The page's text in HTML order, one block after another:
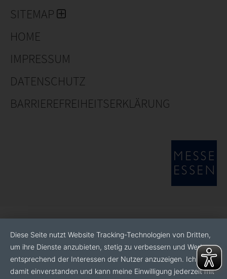
SITEMAP
HOME
IMPRESSUM
DATENSCHUTZ
BARRIEREFREIHEITSERKLÄRUNG
Diese Seite nutzt Website Tracking-Technologien von Dritten,
um ihre Dienste anzubieten, stetig zu verbessern und Werbung
entsprechend der Interessen der Nutzer anzuzeigen. Ich bin
damit einverstanden und kann meine Einwilligung jederzeit mit